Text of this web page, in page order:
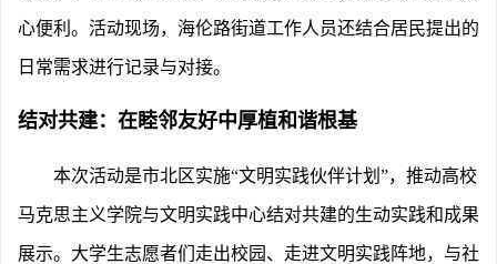
心便利。活动现场，海伦路街道工作人员还结合居民提出的
日常需求进行记录与对接。
结对共建：在睦邻友好中厚植和谐根基
本次活动是市北区实施“文明实践伙伴计划”，推动高校
马克思主义学院与文明实践中心结对共建的生动实践和成果
展示。大学生志愿者们走出校园、走进文明实践阵地，与社